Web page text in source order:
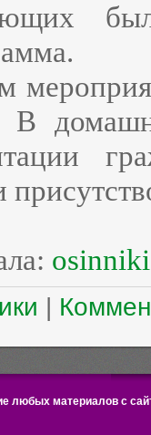
|
любых материалов с